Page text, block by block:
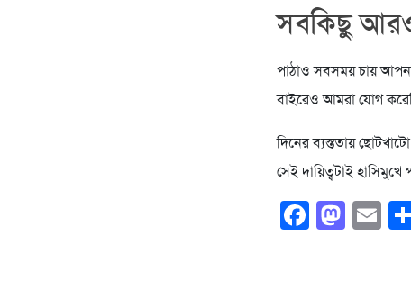
সবকিছু
পাঠাও সবসময় চায়
বাইরেও আমরা যোগ
দিনের ব্যস্ততায়
সেই দায়িত্বটাই